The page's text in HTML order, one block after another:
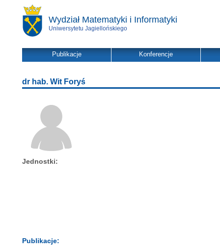
Wydział Matematyki i Informatyki
Uniwersytetu Jagiellońskiego
Publikacje Konferencje
dr hab. Wit Foryś
Jednostki:
Publikacje: